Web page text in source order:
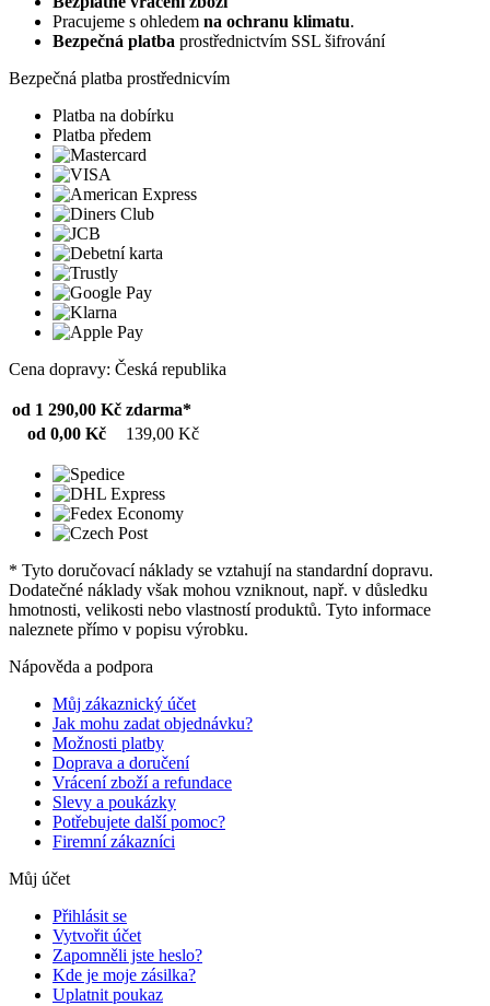
Pracujeme s ohledem na ochranu klimatu.
Bezpečná platba prostřednictvím SSL šifrování
Bezpečná platba prostřednicvím
Platba na dobírku
Platba předem
Cena dopravy: Česká republika
od 1 290,00 Kč zdarma*
od 0,00 Kč
139,00 Kč
* Tyto doručovací náklady se vztahují na standardní dopravu.
Dodatečné náklady však mohou vzniknout, např. v důsledku
hmotnosti, velikosti nebo vlastností produktů. Tyto informace
naleznete přímo v popisu výrobku.
Nápověda a podpora
Můj zákaznický účet
Jak mohu zadat objednávku?
Možnosti platby
Doprava a doručení
Vrácení zboží a refundace
Slevy a poukázky
Potřebujete další pomoc?
Firemní zákazníci
Můj účet
Přihlásit se
Vytvořit účet
Zapomněli jste heslo?
Kde je moje zásilka?
Uplatnit poukaz